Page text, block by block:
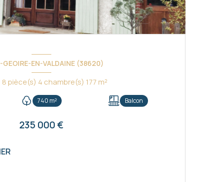
GEOIRE-EN-VALDAINE (38620)
Maison 8 pièce(s) 4 chambre(s) 177 m²
740 m² Balcon
235 000 €